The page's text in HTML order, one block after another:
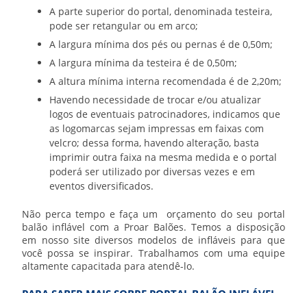
A parte superior do portal, denominada testeira,
pode ser retangular ou em arco;
A largura mínima dos pés ou pernas é de 0,50m;
A largura mínima da testeira é de 0,50m;
A altura mínima interna recomendada é de 2,20m;
Havendo necessidade de trocar e/ou atualizar
logos de eventuais patrocinadores, indicamos que
as logomarcas sejam impressas em faixas com
velcro; dessa forma, havendo alteração, basta
imprimir outra faixa na mesma medida e o portal
poderá ser utilizado por diversas vezes e em
eventos diversificados.
Não perca tempo e faça um orçamento do seu portal
balão inflável com a Proar Balões. Temos a disposição
em nosso site diversos modelos de infláveis para que
você possa se inspirar. Trabalhamos com uma equipe
altamente capacitada para atendê-lo.